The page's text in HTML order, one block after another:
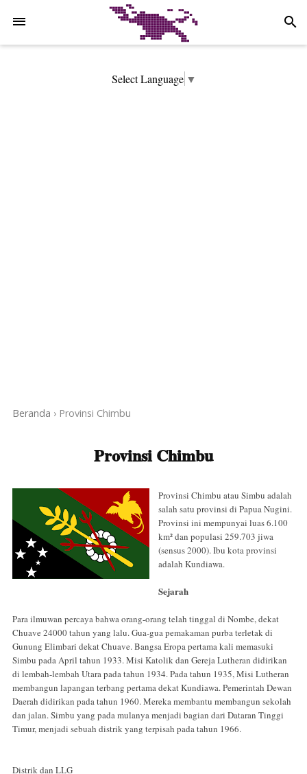
search
Select Language ▼
Beranda › Provinsi Chimbu
Provinsi Chimbu
Provinsi Chimbu atau Simbu adalah
salah satu provinsi di Papua Nugini.
Provinsi ini mempunyai luas 6.100
km² dan populasi 259.703 jiwa
(sensus 2000). Ibu kota provinsi
adalah Kundiawa.
Sejarah
Para ilmuwan percaya bahwa orang-orang telah tinggal di Nombe, dekat
Chuave 24000 tahun yang lalu. Gua-gua pemakaman purba terletak di
Gunung Elimbari dekat Chuave. Bangsa Eropa pertama kali memasuki
Simbu pada April tahun 1933. Misi Katolik dan Gereja Lutheran didirikan
di lembah-lembah Utara pada tahun 1934. Pada tahun 1935, Misi Lutheran
membangun lapangan terbang pertama dekat Kundiawa. Pemerintah Dewan
Daerah didirikan pada tahun 1960. Mereka membantu membangun sekolah
dan jalan. Simbu yang pada mulanya menjadi bagian dari Dataran Tinggi
Timur, menjadi sebuah distrik yang terpisah pada tahun 1966.
Distrik dan LLG